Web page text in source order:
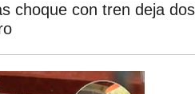
choque con tren deja dos